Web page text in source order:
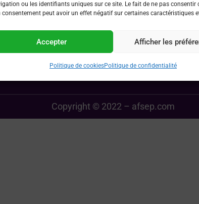
ou les identifiants uniques sur ce site. Le fait de ne pas consentir
consentement peut avoir un effet négatif sur certaines caractéristiques
Accepter Afficher les
Politique de cookiesPolitique de confidentialité
devenir membre ?
s’inscrire à un événement
AFSEP ?
Les partenaires de
Demande de
Politique
Politique de cookies
Copyright © 2022 – afsep.com